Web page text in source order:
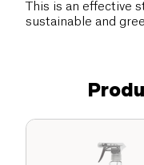
This is an effective
sustainable and